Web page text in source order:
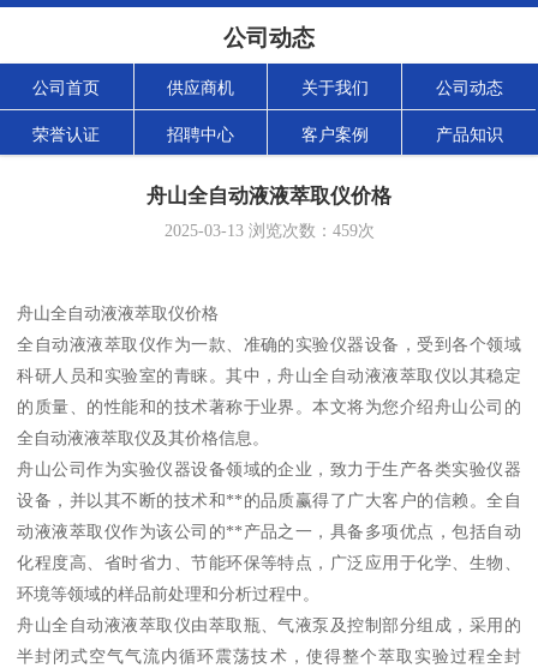
公司动态
公司首页 供应商机 关于我们 公司动态
荣誉认证 招聘中心 客户案例 产品知识
舟山全自动液液萃取仪价格
2025-03-13浏览次数： 459次
舟山全自动液液萃取仪价格
全自动液液萃取仪作为一款、准确的实验仪器设备，受到各个领域
科研人员和实验室的青睐。其中，舟山全自动液液萃取仪以其稳定
的质量、的性能和的技术著称于业界。本文将为您介绍舟山公司的
全自动液液萃取仪及其价格信息。
舟山公司作为实验仪器设备领域的企业，致力于生产各类实验仪器
设备，并以其不断的技术和**的品质赢得了广大客户的信赖。全自
动液液萃取仪作为该公司的**产品之一，具备多项优点，包括自动
化程度高、省时省力、节能环保等特点，广泛应用于化学、生物、
环境等领域的样品前处理和分析过程中。
舟山全自动液液萃取仪由萃取瓶、气液泵及控制部分组成，采用的
半封闭式空气气流内循环震荡技术，使得整个萃取实验过程全封